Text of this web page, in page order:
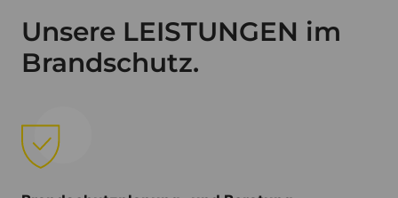
Unsere LEISTUNGEN im
Brandschutz.